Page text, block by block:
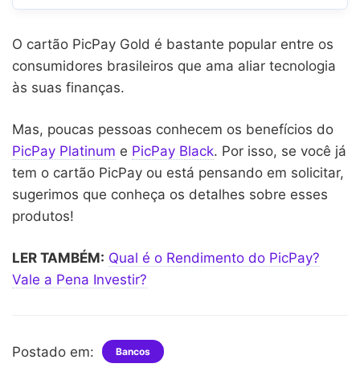
O cartão PicPay Gold é bastante popular entre os
consumidores brasileiros que ama aliar tecnologia
às suas finanças.
Mas, poucas pessoas conhecem os benefícios do
PicPay Platinum e PicPay Black. Por isso, se você já
tem o cartão PicPay ou está pensando em solicitar,
sugerimos que conheça os detalhes sobre esses
produtos!
LER TAMBÉM: Qual é o Rendimento do PicPay?
Vale a Pena Investir?
Postado em: Bancos